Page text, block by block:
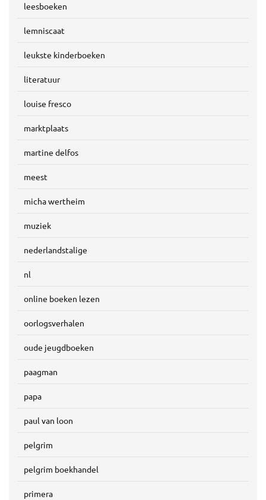
leesboeken
lemniscaat
leukste kinderboeken
literatuur
louise fresco
marktplaats
martine delfos
meest
micha wertheim
muziek
nederlandstalige
nl
online boeken lezen
oorlogsverhalen
oude jeugdboeken
paagman
papa
paul van loon
pelgrim
pelgrim boekhandel
primera